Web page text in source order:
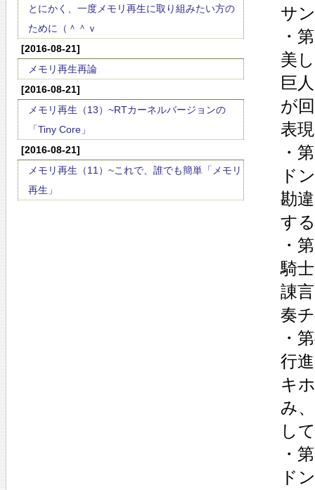
とにかく、一度メモリ再生に取り組みたい方の
ために（＾＾ｖ
[2016-08-21]
メモリ再生再論
[2016-08-21]
メモリ再生（13）~RTカーネルバージョンの
「Tiny Core」
[2016-08-21]
メモリ再生（11）~これで、誰でも簡単「メモリ
再生」
サ
・
美
巨
が
表
・
ド
勘
す
・
騎
諌
奏
・
行
キ
み
し
・
ド